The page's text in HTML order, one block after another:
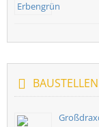
BAUSTELLEN